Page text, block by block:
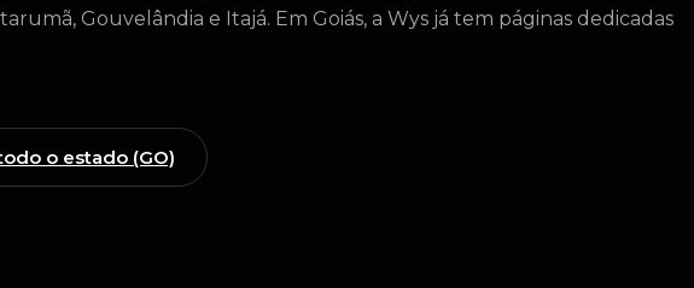
Gouvelândia e Itajá. Em Goiás, a Wys já tem páginas dedicadas
o estado (GO)